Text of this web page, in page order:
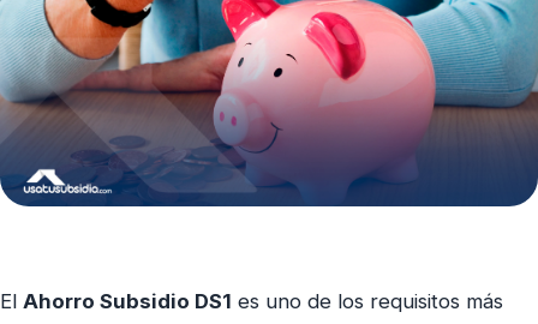
El Ahorro Subsidio DS1 es uno de los requisitos más